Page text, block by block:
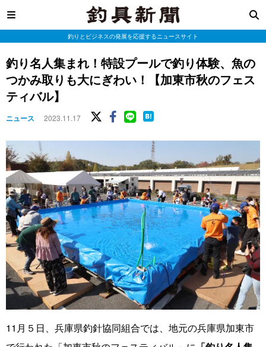
釣りとビジネスの発展を応援するニュースサイト
釣り名人集まれ！特設プールで釣り体験、魚の
つかみ取りも大にぎわい！【加東市秋のフェス
ティバル】
ニュース 2023.11.17
11月５日、兵庫県釣針協同組合では、地元の兵庫県加東市